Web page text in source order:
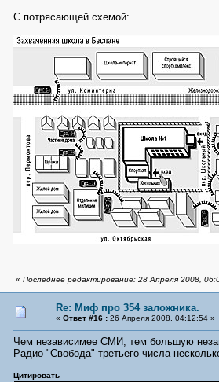
С потрясающей схемой:
« Последнее редактирование: 28 Апреля 2008,
Re: Миф про 354 заложника.
« Ответ #16 :26 Апреля 2008, 04:12:54 »
Чем независимее СМИ, тем большую
Радио "Свобода" третьего числа
Цитировать